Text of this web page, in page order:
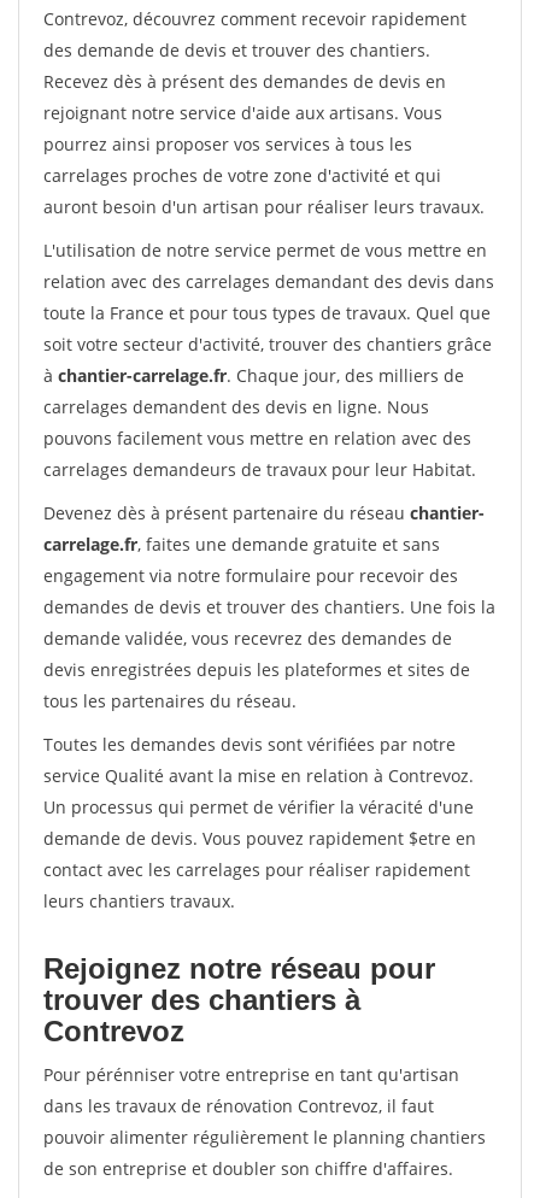
Contrevoz, découvrez comment recevoir rapidement
des demande de devis et trouver des chantiers.
Recevez dès à présent des demandes de devis en
rejoignant notre service d'aide aux artisans. Vous
pourrez ainsi proposer vos services à tous les
carrelages proches de votre zone d'activité et qui
auront besoin d'un artisan pour réaliser leurs travaux.
L'utilisation de notre service permet de vous mettre en
relation avec des carrelages demandant des devis dans
toute la France et pour tous types de travaux. Quel que
soit votre secteur d'activité, trouver des chantiers grâce
à chantier-carrelage.fr. Chaque jour, des milliers de
carrelages demandent des devis en ligne. Nous
pouvons facilement vous mettre en relation avec des
carrelages demandeurs de travaux pour leur Habitat.
Devenez dès à présent partenaire du réseau chantier-
carrelage.fr, faites une demande gratuite et sans
engagement via notre formulaire pour recevoir des
demandes de devis et trouver des chantiers. Une fois la
demande validée, vous recevrez des demandes de
devis enregistrées depuis les plateformes et sites de
tous les partenaires du réseau.
Toutes les demandes devis sont vérifiées par notre
service Qualité avant la mise en relation à Contrevoz.
Un processus qui permet de vérifier la véracité d'une
demande de devis. Vous pouvez rapidement $etre en
contact avec les carrelages pour réaliser rapidement
leurs chantiers travaux.
Rejoignez notre réseau pour
trouver des chantiers à
Contrevoz
Pour pérénniser votre entreprise en tant qu'artisan
dans les travaux de rénovation Contrevoz, il faut
pouvoir alimenter régulièrement le planning chantiers
de son entreprise et doubler son chiffre d'affaires.